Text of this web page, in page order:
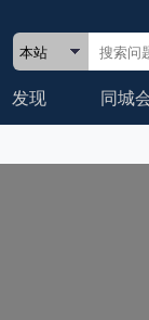
发现 同城